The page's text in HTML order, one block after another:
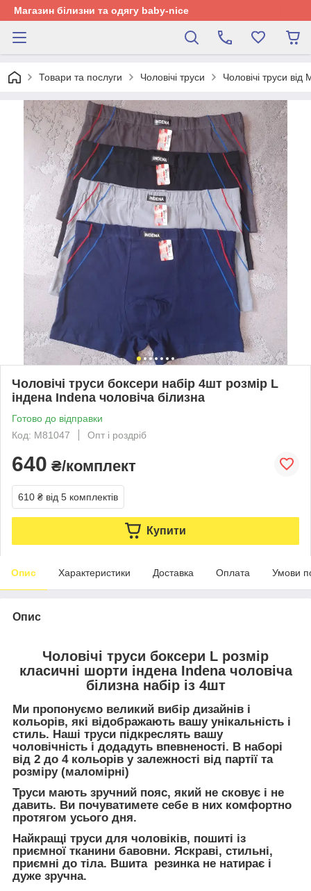
Магазин білизни та одягу baby-nice
Товари та послуги Чоловічі труси Чоловічі труси
Чоловічі труси боксери набір 4шт розмір L
індена Indena чоловіча білизна
Готово до відправки
Код: M81047
Опт і роздріб
640 ₴/комплект
610 ₴ від 5 комплектів
Купити
Опис Характеристики Доставка Оплата Умови
Опис
Чоловічі труси боксери L розмір
класичні шорти індена Indena чоловіча
білизна набір із 4шт
Ми пропонуємо великий вибір дизайнів і
кольорів, які відображають вашу унікальність і
стиль. Наші труси підкреслять вашу
чоловічність і додадуть впевненості. В наборі
від 2 до 4 кольорів у залежності від партії та
розміру (маломірні)
Труси мають зручний пояс, який не сковує і не
давить. Ви почуватимете себе в них комфортно
протягом усього дня.
Найкращі труси для чоловіків, пошиті із
приємної тканини бавовни. Яскраві, стильні,
приємні до тіла. Вшита резинка не натирає і
дуже зручна.